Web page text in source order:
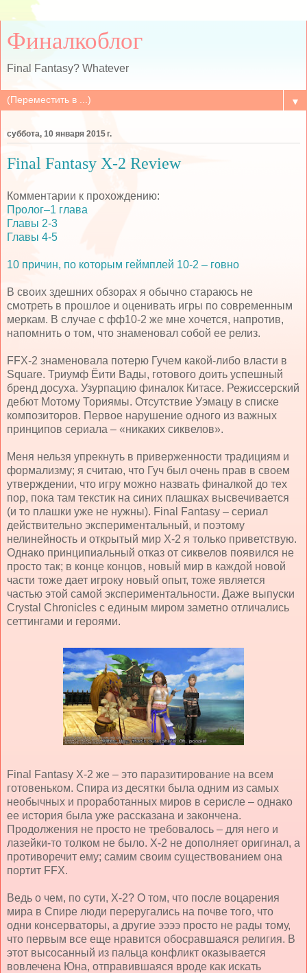
Финалкоблог
Final Fantasy? Whatever
▼
суббота, 10 января 2015 г.
Final Fantasy X-2 Review
Комментарии к прохождению:
Пролог–1 глава
Главы 2-3
Главы 4-5
10 причин, по которым геймплей 10-2 – говно
В своих здешних обзорах я обычно стараюсь не
смотреть в прошлое и оценивать игры по современным
меркам. В случае с фф10-2 же мне хочется, напротив,
напомнить о том, что знаменовал собой ее релиз.
FFX-2 знаменовала потерю Гучем какой-либо власти в
Square. Триумф Ёити Вады, готового доить успешный
бренд досуха. Узурпацию финалок Китасе. Режиссерский
дебют Мотому Ториямы. Отсутствие Уэмацу в списке
композиторов. Первое нарушение одного из важных
принципов сериала – «никаких сиквелов».
Меня нельзя упрекнуть в приверженности традициям и
формализму; я считаю, что Гуч был очень прав в своем
утверждении, что игру можно назвать финалкой до тех
пор, пока там текстик на синих плашках высвечивается
(и то плашки уже не нужны). Final Fantasy – сериал
действительно экспериментальный, и поэтому
нелинейность и открытый мир Х-2 я только приветствую.
Однако принципиальный отказ от сиквелов появился не
просто так; в конце концов, новый мир в каждой новой
части тоже дает игроку новый опыт, тоже является
частью этой самой экспериментальности. Даже выпуски
Crystal Chronicles с единым миром заметно отличались
сеттингами и героями.
Final Fantasy X-2 же – это паразитирование на всем
готовеньком. Спира из десятки была одним из самых
необычных и проработанных миров в серисле – однако
ее история была уже рассказана и закончена.
Продолжения не просто не требовалось – для него и
лазейки-то толком не было. Х-2 не дополняет оригинал, а
противоречит ему; самим своим существованием она
портит FFX.
Ведь о чем, по сути, Х-2? О том, что после воцарения
мира в Спире люди переругались на почве того, что
одни консерваторы, а другие ээээ просто не рады тому,
что первым все еще нравится обосравшаяся религия. В
этот высосанный из пальца конфликт оказывается
вовлечена Юна, отправившаяся вроде как искать